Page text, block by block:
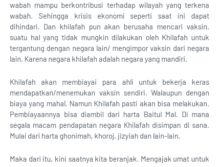
wabah mampu berkontribusi terhadap wilayah yang terkena
wabah. Sehingga krisis ekonomi seperti saat ini dapat
dihindari. Dan khilafah pun akan berusaha mencari vaksin,
suatu hal yang tidak mungkin dilakukan oleh Khilafah untuk
tergantung dengan negara lain/ mengimpor vaksin dari negara
lain. Karena negara khilafah adalah negara yang mandiri.
Khilafah akan membiayai para ahli untuk bekerja keras
mendapatkan/menemukan vaksin sendiri. Walaupun dengan
biaya yang mahal. Namun Khilafah pasti akan bisa melakukan.
Pembiayaannya bisa diambil dari harta Baitul Mal. Di mana
segala macam pendapatan negara Khilafah disimpan di sana.
Mulai dari harta ghonimah, khoroj, jizyiah dan lain-lain.
Maka dari itu, kini saatnya kita beranjak. Mengajak umat untuk